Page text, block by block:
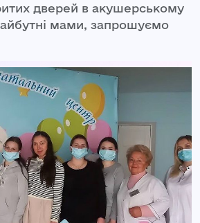
дверей в акушерському
мами, запрошуємо